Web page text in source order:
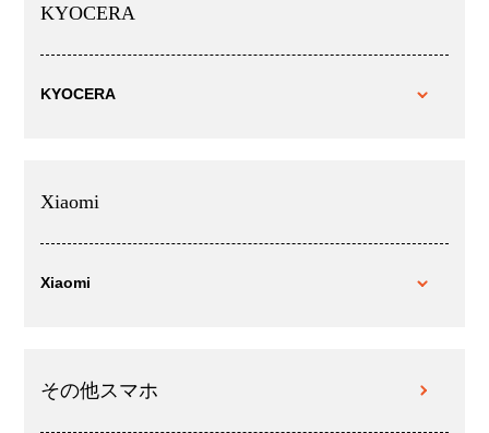
KYOCERA
KYOCERA
Xiaomi
Xiaomi
その他スマホ